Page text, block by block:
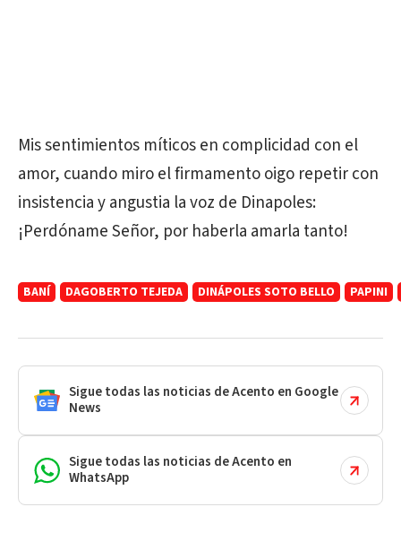
Mis sentimientos míticos en complicidad con el
amor, cuando miro el firmamento oigo repetir con
insistencia y angustia la voz de Dinapoles:
¡Perdóname Señor, por haberla amarla tanto!
BANÍ DAGOBERTO TEJEDA DINÁPOLES SOTO BELLO PAPINI
Sigue todas las noticias de Acento en Google
News
Sigue todas las noticias de Acento en
WhatsApp